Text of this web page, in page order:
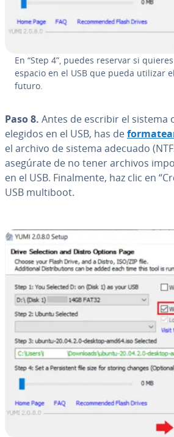
En “Step 4”, puedes reservar si
espacio en el USB que pueda utilizar
futuro.
Paso 8. Antes de escribir el sistema
elegidos en el USB, has de
el archivo de sistema adecuado
asegúrate de no tener archivos
en el USB. Fi­na­l­me­n­te, haz clic en
USB multiboot.